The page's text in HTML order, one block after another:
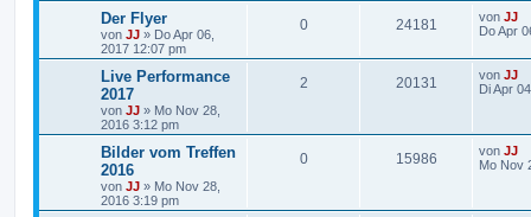
Der Flyer
von JJ » Do Apr 06,
2017 12:07 pm
0 24181 von JJ
Do Apr
Live Performance
2017
von JJ » Mo Nov 28,
2016 3:12 pm
2 20131 von JJ
Di Apr
Bilder vom Treffen
2016
von JJ » Mo Nov 28,
2016 3:19 pm
0 15986 von JJ
Mo Nov